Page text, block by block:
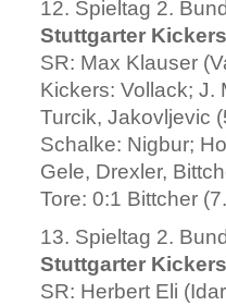
12. Spieltag 2.
Stuttgarter
SR: Max Klauser
Kickers: Vollack; J.
Turcik, Jakovljevic
Schalke: Nigbur;
Gele, Drexler,
Tore: 0:1 Bittcher
13. Spieltag 2.
Stuttgarter
SR: Herbert Eli